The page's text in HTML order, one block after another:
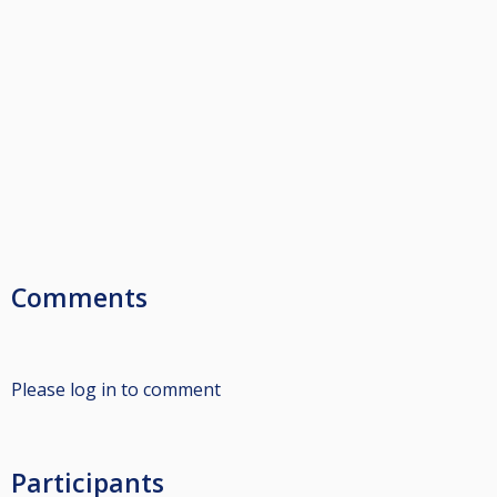
Comments
Please log in to comment
Participants